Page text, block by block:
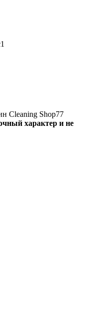
Cleaning Shop77
характер и не